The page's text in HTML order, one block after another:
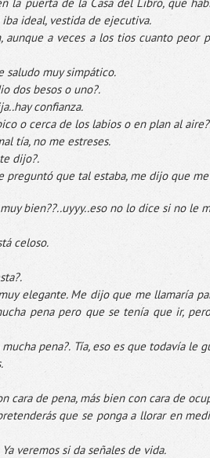
ideal, vestida de ejecutiva.
aunque a veces a los tios cuanto peor
saludo muy simpático.
dos besos o uno?.
confianza.
o cerca de los labios o en plan al
tía, no me estreses.
dijo?.
preguntó que tal estaba, me dijo que
bien??..uyyy..eso no lo dice si no le
celoso.
elegante. Me dijo que me llamaría
pena pero que se tenía que ir,
pena?. Tía, eso es que todavía le
cara de pena, más bien con cara de
que se ponga a llorar en
Ya veremos si da señales de vida.